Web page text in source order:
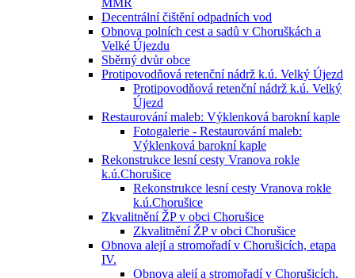
MMR
Decentrální čištění odpadních vod
Obnova polních cest a sadů v Choruškách a
Velké Újezdu
Sběrný dvůr obce
Protipovodňová retenční nádrž k.ú. Velký Újezd
Protipovodňová retenční nádrž k.ú. Velký
Újezd
Restaurování maleb: Výklenková barokní kaple
Fotogalerie - Restaurování maleb:
Výklenková barokní kaple
Rekonstrukce lesní cesty Vranova rokle
k.ú.Chorušice
Rekonstrukce lesní cesty Vranova rokle
k.ú.Chorušice
Zkvalitnění ŽP v obci Chorušice
Zkvalitnění ŽP v obci Chorušice
Obnova alejí a stromořadí v Chorušicích, etapa
IV.
Obnova alejí a stromořadí v Chorušicích,